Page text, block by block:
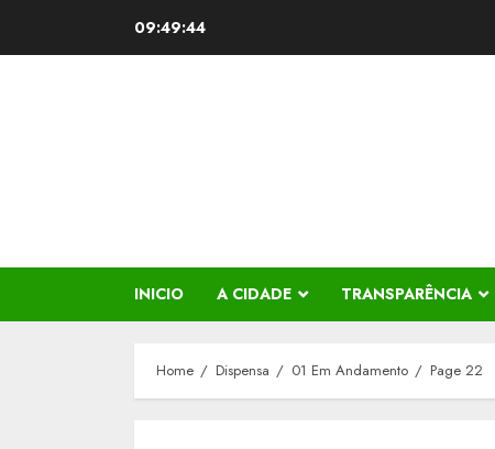
09:49:44
INICIO A CIDADE TRANSPARÊNCIA
Home Dispensa 01 Em Andamento Page 22